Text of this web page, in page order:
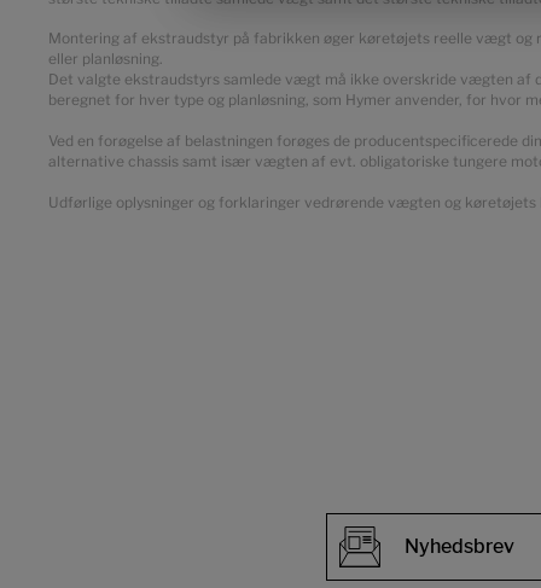
Montering af ekstraudstyr på fabrikken øger køretøjets reelle vægt
eller planløsning.
Det valgte ekstraudstyrs samlede vægt må ikke overskride vægten af
beregnet for hver type og planløsning, som Hymer anvender, for
Ved en forøgelse af belastningen forøges de producentspecificerede
alternative chassis samt især vægten af evt. obligatoriske tungere
Udførlige oplysninger og forklaringer vedrørende vægten og
Nyhedsbrev